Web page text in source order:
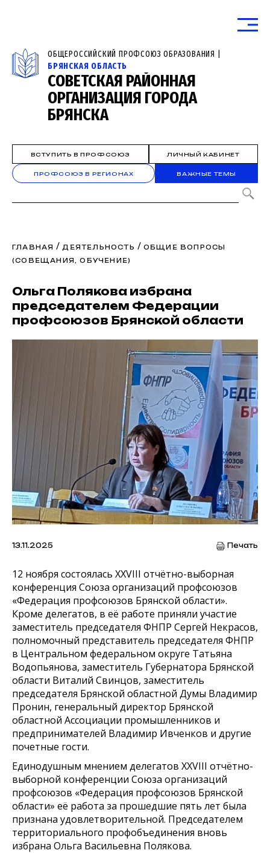
ОБЩЕРОССИЙСКИЙ ПРОФСОЮЗ ОБРАЗОВАНИЯ |
БРЯНСКАЯ ОБЛАСТЬ
СОВЕТСКАЯ РАЙОННАЯ
ОРГАНИЗАЦИЯ ГОРОДА
БРЯНСКА
ВСТУПИТЬ В ПРОФСОЮЗ ЛИЧНЫЙ КАБИНЕТ
ПРОФСОЮЗ В РЕГИОНАХ ВАЖНЫЕ ТЕМЫ
ГЛАВНАЯ /ДЕЯТЕЛЬНОСТЬ / ОБЩИЕ ВОПРОСЫ
(СОВЕЩАНИЯ, ОБУЧЕНИЕ)
Ольга Полякова избрана
председателем Федерации
профсоюзов Брянской области
13.11.2025 Печать
12 ноября состоялась XXVIII отчётно-выборная
конференция Союза организаций профсоюзов
«Федерация профсоюзов Брянской области».
Кроме делегатов, в её работе приняли участие
заместитель председателя ФНПР Сергей Некрасов,
полномочный представитель председателя ФНПР
в Центральном федеральном округе Татьяна
Водопьянова, заместитель Губернатора Брянской
области Виталий Свинцов, заместитель
председателя Брянской областной Думы Владимир
Пронин, генеральный директор Брянской
областной Ассоциации промышленников и
предпринимателей Владимир Ивченков и другие
почетные гости.
Единодушным мнением делегатов XXVIII отчётно-
выборной конференции Союза организаций
профсоюзов «Федерация профсоюзов Брянской
области» её работа за прошедшие пять лет была
признана удовлетворительной. Председателем
территориального профобъединения вновь
избрана Ольга Васильевна Полякова.